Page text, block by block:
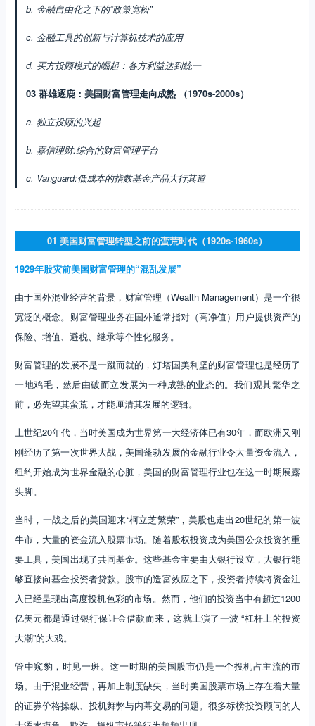
b. 金融自由化之下的“政策宽松”
c. 金融工具的创新与计算机技术的应用
d. 买方投顾模式的崛起：各方利益达到统一
03 群雄逐鹿：美国财富管理走向成熟 （1970s-2000s）
a. 独立投顾的兴起
b. 嘉信理财:综合的财富管理平台
c. Vanguard:低成本的指数基金产品大行其道
01 美国财富管理转型之前的蛮荒时代（1920s-1960s）
1929年股灾前美国财富管理的“混乱发展”
由于国外混业经营的背景，财富管理（Wealth Management）是一个很
宽泛的概念。财富管理业务在国外通常指对（高净值）用户提供资产的
保险、增值、避税、继承等个性化服务。
财富管理的发展不是一蹴而就的，灯塔国美利坚的财富管理也是经历了
一地鸡毛，然后由破而立发展为一种成熟的业态的。我们观其繁华之
前，必先望其蛮荒，才能厘清其发展的逻辑。
上世纪20年代，当时美国成为世界第一大经济体已有30年，而欧洲又刚
刚经历了第一次世界大战，美国蓬勃发展的金融行业令大量资金流入，
纽约开始成为世界金融的心脏，美国的财富管理行业也在这一时期展露
头脚。
当时，一战之后的美国迎来“柯立芝繁荣”，美股也走出20世纪的第一波
牛市，大量的资金流入股票市场。随着股权投资成为美国公众投资的重
要工具，美国出现了共同基金。这些基金主要由大银行设立，大银行能
够直接向基金投资者贷款。股市的造富效应之下，投资者持续将资金注
入已经呈现出高度投机色彩的市场。然而，他们的投资当中有超过1200
亿美元都是通过银行保证金借款而来，这就上演了一波 “杠杆上的投资
大潮”的大戏。
管中窥豹，时见一斑。这一时期的美国股市仍是一个投机占主流的市
场。由于混业经营，再加上制度缺失，当时美国股票市场上存在着大量
的证券价格操纵、投机舞弊与内幕交易的问题。很多标榜投资顾问的人